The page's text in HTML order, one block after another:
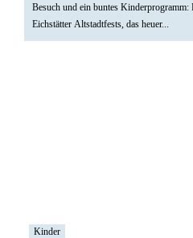
Besuch und ein buntes Kinderprogramm:
Eichstätter Altstadtfests, das heuer...
Kinder